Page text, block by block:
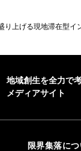
り上げる現地滞在型イ
地域創生を全力で
メディアサイト
限界集落につ